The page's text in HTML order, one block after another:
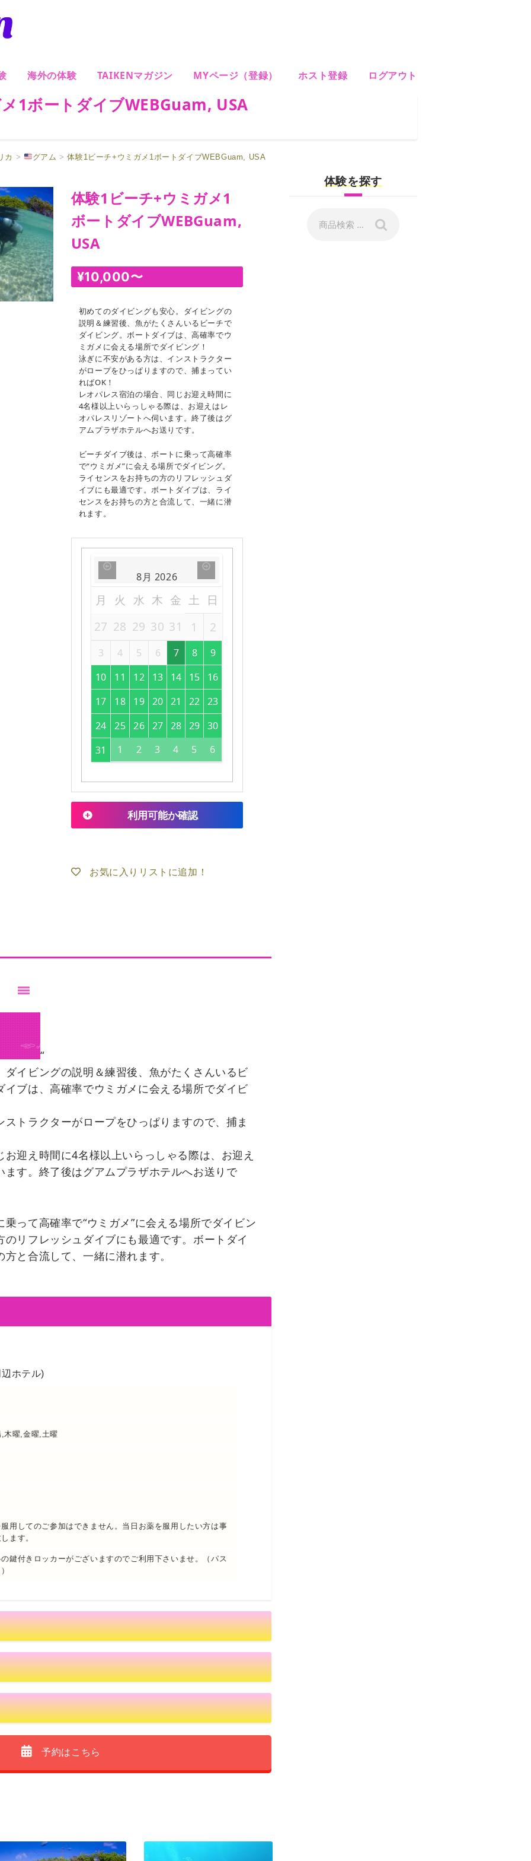
海外の体験 TAIKENマガジン MYページ（登録） ホスト登録 ログアウト
1ボートダイブWEBGuam, USA
カ > グアム >体験1ビーチ+ウミガメ1ボートダイブWEBGuam, USA
体験1ビーチ+ウミガメ1
ボートダイブWEBGuam,
USA
¥10,000〜
初めてのダイビングも安心。ダイビングの
説明＆練習後、魚がたくさんいるビーチで
ダイビング。ボートダイブは、高確率でウ
ミガメに会える場所でダイビング！
泳ぎに不安がある方は、インストラクター
がロープをひっぱりますので、捕まってい
ればOK！
レオパレス宿泊の場合、同じお迎え時間に
4名様以上いらっしゃる際は、お迎えはレ
オパレスリゾートへ伺います。終了後はグ
アムプラザホテルへお送りです。
ビーチダイブ後は、ボートに乗って高確率
で“ウミガメ”に会える場所でダイビング。
ライセンスをお持ちの方のリフレッシュダ
イブにも最適です。ボートダイブは、ライ
センスをお持ちの方と合流して、一緒に潜
れます。
8月 2026
月 火 水 木 金 土 日
27 28 29 30 31 1 2
3 4 5 6 7 8
9
10
11 12 13 14 15
16
17
18 19 20 21 22 23
24
25 26 27 28 29 30
31
1 2 3 4 5 6
利用可能か確認
お気に入りリストに追加！
“
イビングの説明＆練習後、魚がたくさんいるビ
ブは、高確率でウミガメに会える場所でダイビ
トラクターがロープをひっぱりますので、捕ま
迎え時間に4名様以上いらっしゃる際は、お迎え
す。終了後はグアムプラザホテルへお送りで
って高確率で“ウミガメ”に会える場所でダイビン
リフレッシュダイブにも最適です。ボートダイ
と合流して、一緒に潜れます。
ホテル)
木曜,金曜,土曜
用してのご参加はできません。当日お薬を服用したい方は事
ます。
鍵付きロッカーがございますのでご利用下さいませ。（パス
予約はこちら
体験を探す